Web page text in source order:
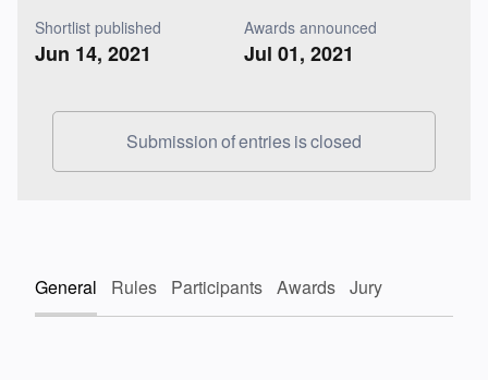
Shortlist published
Jun 14, 2021
Awards announced
Jul 01, 2021
Submission of entries is closed
General Rules Participants Awards Jury